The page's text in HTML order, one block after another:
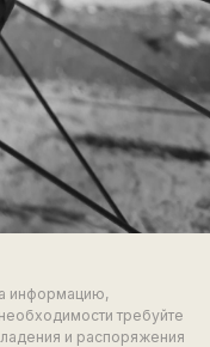
информацию,
требуйте
и распоряжения